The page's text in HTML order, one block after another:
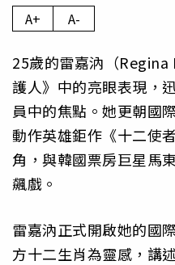
A+ A-
25歲的雷嘉汭（
護人》中的亮眼表現，
員中的焦點。她更朝國
動作英雄鉅作《十二使
角，與韓國票房巨星馬
飆戲。
雷嘉汭正式開啟她的國
方十二生肖為靈感，講